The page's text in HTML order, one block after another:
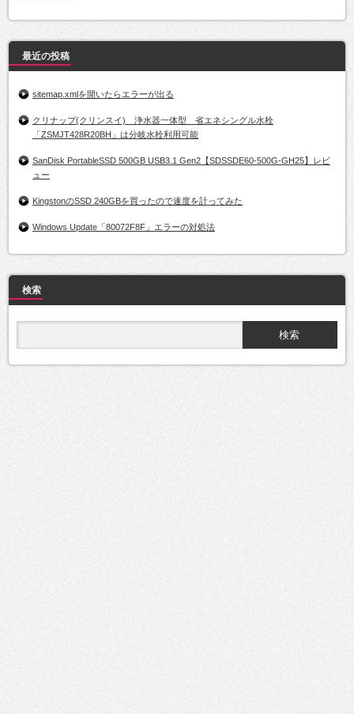
最近の投稿
sitemap.xmlを開いたらエラーが出る
クリナップ(クリンスイ) 浄水器一体型 省エネシングル水栓
「ZSMJT428R20BH」は分岐水栓利用可能
SanDisk PortableSSD 500GB USB3.1 Gen2【SDSSDE60-500G-GH25】レビ
ュー
KingstonのSSD 240GBを買ったので速度を計ってみた
Windows Update「80072F8F」エラーの対処法
検索